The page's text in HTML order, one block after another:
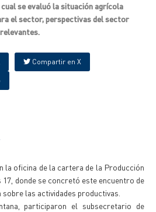
se evaluó la situación agrícola
el sector, perspectivas del sector
Compartir en X
la oficina de la cartera de la Producción
17, donde se concretó este encuentro de
las actividades productivas.
participaron el subsecretario de